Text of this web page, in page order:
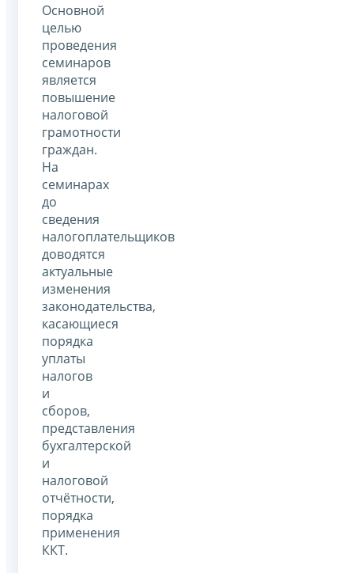
Основной
целью
проведения
семинаров
является
повышение
налоговой
грамотности
граждан.
На
семинарах
до
сведения
налогоплательщиков
доводятся
актуальные
изменения
законодательства,
касающиеся
порядка
уплаты
налогов
и
сборов,
представления
бухгалтерской
и
налоговой
отчётности,
порядка
применения
ККТ.